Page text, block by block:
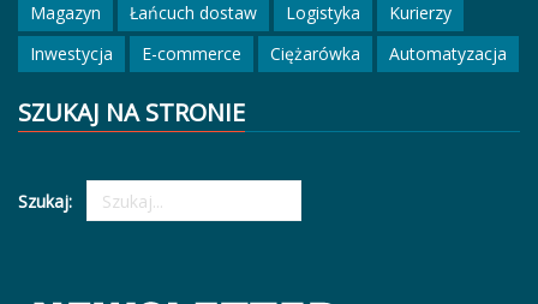
Magazyn
Łańcuch dostaw Logistyka
Kurierzy
Inwestycja
E-commerce Ciężarówka Automatyzacja
SZUKAJ NA STRONIE
Szukaj: